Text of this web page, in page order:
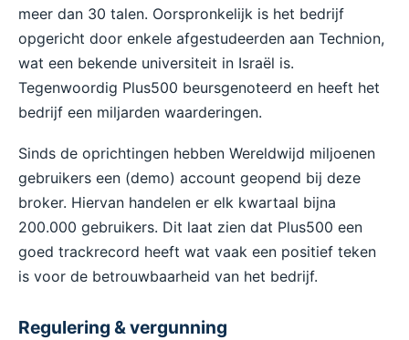
meer dan 30 talen. Oorspronkelijk is het bedrijf
opgericht door enkele afgestudeerden aan Technion,
wat een bekende universiteit in Israël is.
Tegenwoordig Plus500 beursgenoteerd en heeft het
bedrijf een miljarden waarderingen.
Sinds de oprichtingen hebben Wereldwijd miljoenen
gebruikers een (demo) account geopend bij deze
broker. Hiervan handelen er elk kwartaal bijna
200.000 gebruikers. Dit laat zien dat Plus500 een
goed trackrecord heeft wat vaak een positief teken
is voor de betrouwbaarheid van het bedrijf.
Regulering & vergunning